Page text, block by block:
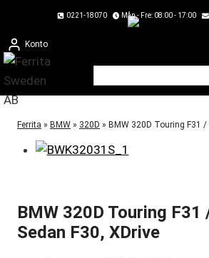
content
0221-18070 Mån - Fre: 08:00 - 17:00
Konto
Ferrita » BMW » 320D » BMW 320D Touring F31
BMW 320D Touring F31
Sedan F30, XDrive